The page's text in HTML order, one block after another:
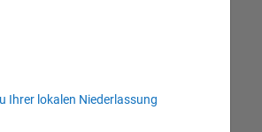
Ihrer lokalen Niederlassung